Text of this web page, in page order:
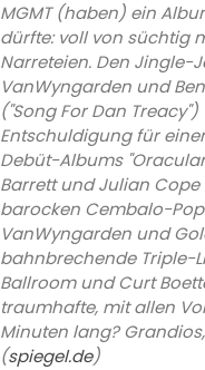
MGMT (haben) ein
dürfte: voll von süchtig
Narreteien. Den Jingle-
VanWyngarden und
("Song For Dan
Entschuldigung für
Debüt-Albums
Barrett und Julian
barocken Cembalo-Pop
VanWyngarden und
bahnbrechende Triple-
Ballroom und Curt
traumhafte, mit allen
Minuten lang?
(spiegel.de)